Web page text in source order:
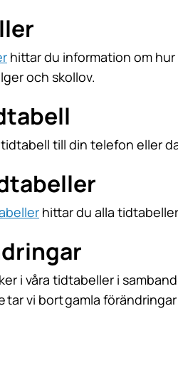
hittar du information om
och skollov.
till din telefon eller
hittar du alla
i våra tidtabeller i
vi bort gamla